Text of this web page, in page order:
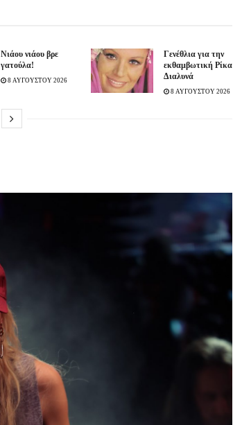
Νιάου νιάου βρε
γατούλα!
8 ΑΥΓΟΥΣΤΟΥ 2026
Γενέθλια για την
εκθαμβωτική Ρίκα
Διαλυνά
8 ΑΥΓΟΥΣΤΟΥ 2026